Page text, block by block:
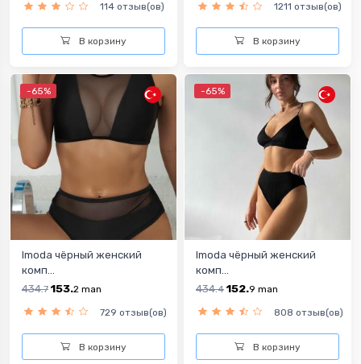
114 отзыв(ов)
В корзину
1211 отзыв(ов)
В корзину
-65%
Imoda чёрный женский
комп...
434.7 153.2 man
729 отзыв(ов)
В корзину
-65%
Imoda чёрный женский
комп...
434.4 152.9 man
808 отзыв(ов)
В корзину